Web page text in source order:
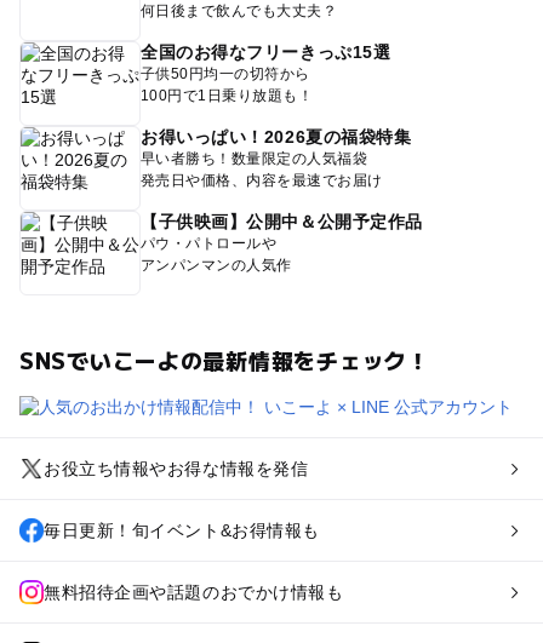
何日後まで飲んでも大丈夫？
全国のお得なフリーきっぷ15選
子供50円均一の切符から
100円で1日乗り放題も！
お得いっぱい！2026夏の福袋特集
早い者勝ち！数量限定の人気福袋
発売日や価格、内容を最速でお届け
【子供映画】公開中＆公開予定作品
パウ・パトロールや
アンパンマンの人気作
SNSでいこーよの最新情報をチェック！
お役立ち情報やお得な情報を発信
毎日更新！旬イベント&お得情報も
無料招待企画や話題のおでかけ情報も